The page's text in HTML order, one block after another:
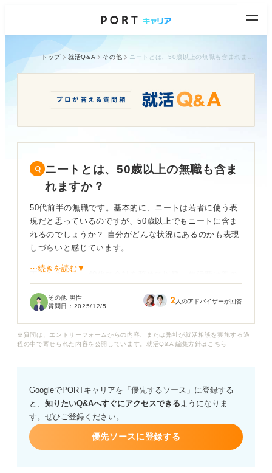
トップ 就活Q&A その他
ニートとは、50歳以上の無職も含ま
れますか？
50代前半の無職です。基本的に、ニートは若者に使う表
現だと思っているのですが、50歳以上でもニートに含ま
れるのでしょうか？ 自分がどんな状況にあるのかも表現
しづらいと感じています。
正直なところ、40代で会社を辞めて以降、生活費は親の
てしまいました。この年齢でブランクも長いと、企業か
キャリアコンサルタントの先生から、50代でも採用の可
能性がある仕事や、今からできる現実的な就職活動の進
め方について教えていただきたいです。
⋯続きを読む▼
その他 男性
質問日： 2025/12/5 2 人のアドバイザーが回答
※質問は、エントリーフォームからの内容、または弊社が就活相談を実施する過
程の中で寄せられた内容を公開しています。就活Q&A 編集方針は こちら
GoogleでPORTキャリアを「優先するソース」に登録する
と、 知りたいQ&Aへすぐにアクセスできるようになりま
す。ぜひご登録ください。
優先ソースに登録する